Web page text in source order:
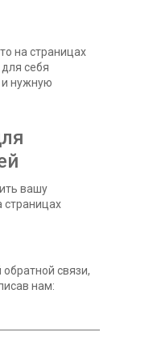
на страницах
себя
и нужную
вашу
страницах
связи,
нам: